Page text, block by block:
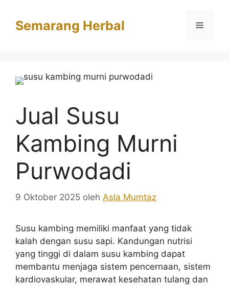
Semarang Herbal Menu
Jual Susu
Kambing Murni
Purwodadi
9 Oktober 2025 oleh Asla Mumtaz
Susu kambing memiliki manfaat yang tidak
kalah dengan susu sapi. Kandungan nutrisi
yang tinggi di dalam susu kambing dapat
membantu menjaga sistem pencernaan, sistem
kardiovaskular, merawat kesehatan tulang dan